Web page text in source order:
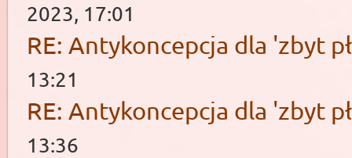
2023, 17:01
RE: Antykoncepcja dla 'zbyt
13:21
RE: Antykoncepcja dla 'zbyt
13:36